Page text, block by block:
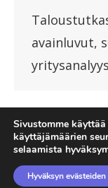
avainluvut,
Sivustomme
käyttäjämäärien
selaamista
Hyväksyn